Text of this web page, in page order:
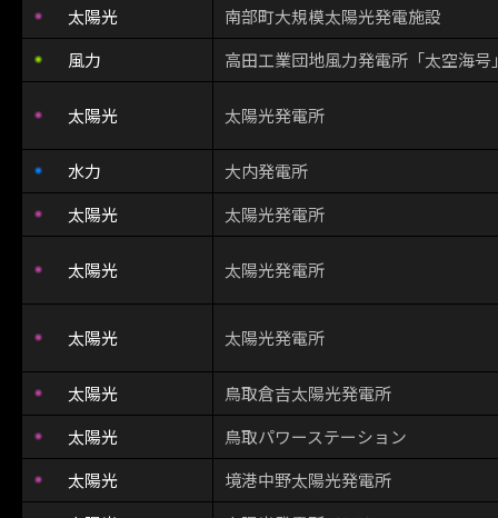
太陽光
南部町大規模太陽光発電施設
風力
高田工業団地風力発電所「太空海号
太陽光 太陽光発電所
水力
大内発電所
太陽光
太陽光発電所
太陽光 太陽光発電所
太陽光 太陽光発電所
太陽光
鳥取倉吉太陽光発電所
太陽光
鳥取パワーステーション
太陽光
境港中野太陽光発電所